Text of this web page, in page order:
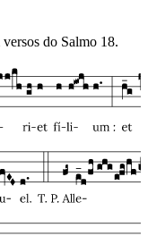
do Salmo 18.